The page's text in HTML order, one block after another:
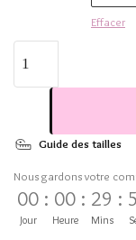
Effacer
Guide des tailles
Nous gardons votre
00
Jour
: 00
Heure
: 29
Mins
: